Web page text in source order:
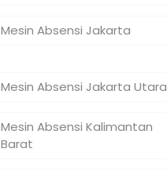
Mesin Absensi Jakarta
Mesin Absensi Jakarta Utara
Mesin Absensi Kalimantan
Barat